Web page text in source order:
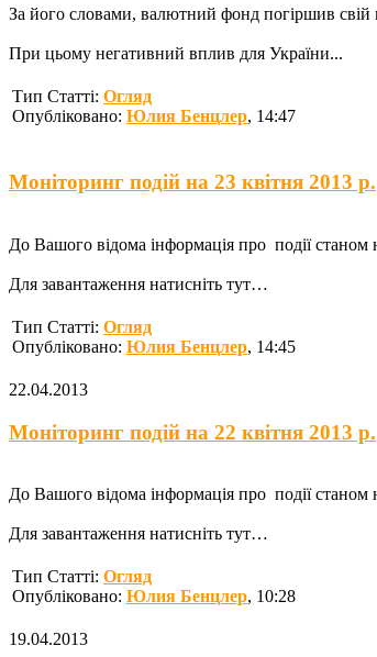
За його словами, валютний фонд погіршив свій
При цьому негативний вплив для України...
Тип Статті: Огляд
Опубліковано: Юлия Бенцлер, 14:47
Моніторинг подій на 23 квітня 2013 р.
До Вашого відома інформація про події станом
Для завантаження натисніть тут…
Тип Статті: Огляд
Опубліковано: Юлия Бенцлер, 14:45
22.04.2013
Моніторинг подій на 22 квітня 2013 р.
До Вашого відома інформація про події станом
Для завантаження натисніть тут…
Тип Статті: Огляд
Опубліковано: Юлия Бенцлер, 10:28
19.04.2013